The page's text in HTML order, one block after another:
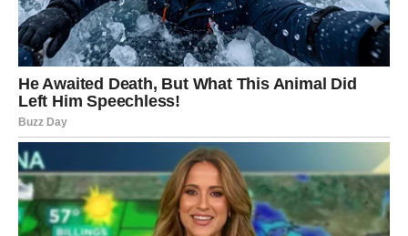
Danas pažljivo slušajte svoj unutrašnji glas.
STRIJELAC
Utorak vam donosi mnogo energije, druženja i spontanih
događaja.
Moguće je novo poznanstvo koje vam potpuno mijenja
raspoloženje.